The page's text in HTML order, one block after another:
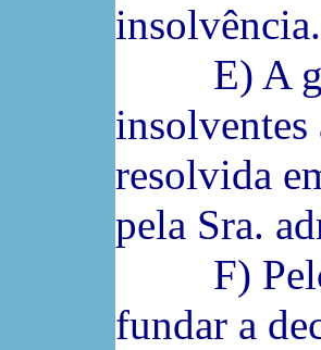
insolvência.
E) A
resolvida
pela Sra.
F) Pelo
fundar a